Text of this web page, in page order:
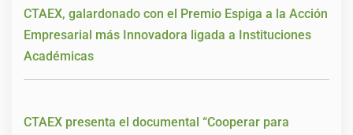
CTAEX, galardonado con el Premio Espiga a la Acción
Empresarial más Innovadora ligada a Instituciones
Académicas
CTAEX presenta el documental “Cooperar para